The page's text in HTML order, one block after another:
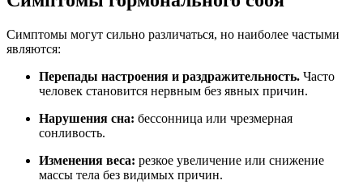
Симптомы могут сильно различаться, но наиболее частыми
являются:
Перепады настроения и раздражительность. Часто
человек становится нервным без явных причин.
Нарушения сна: бессонница или чрезмерная
сонливость.
Изменения веса: резкое увеличение или снижение
массы тела без видимых причин.